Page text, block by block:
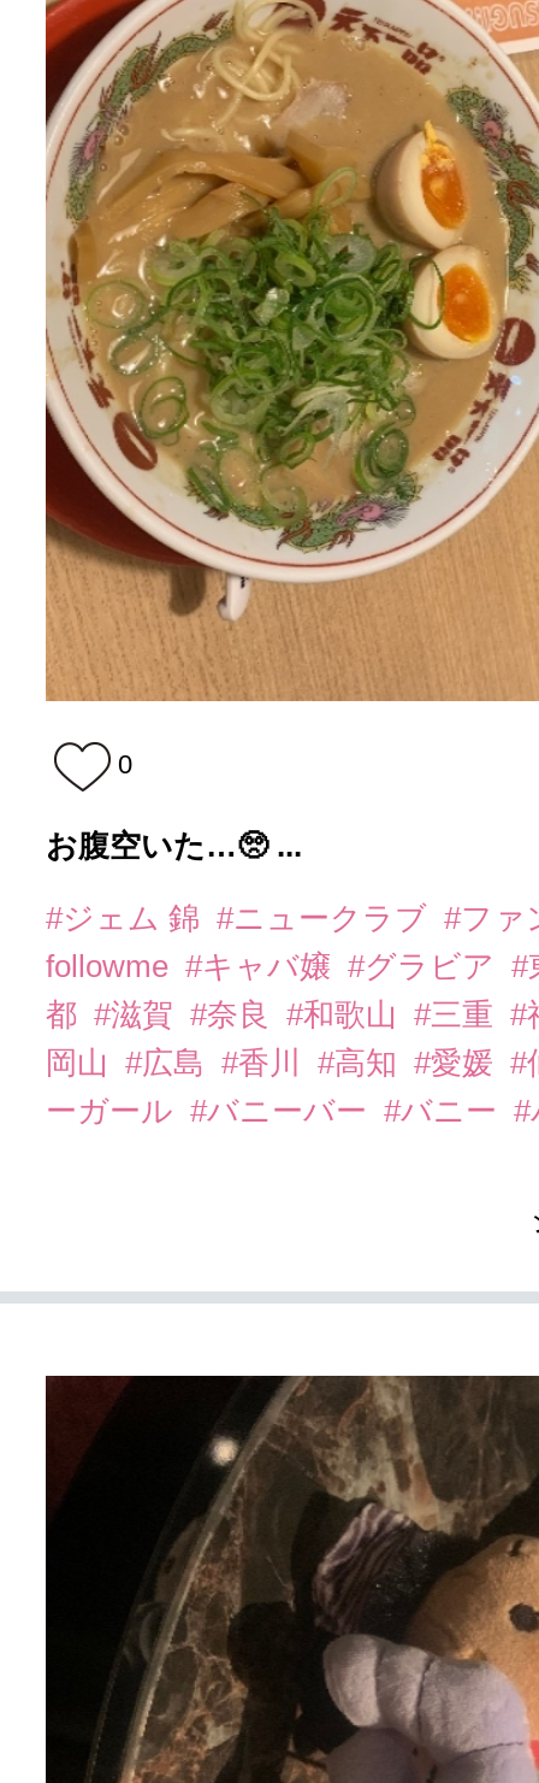
0
お腹空いた…🥺 ...
#ジェム 錦 #ニュークラブ #ファ
followme #キャバ嬢 #グラビア
#
都 #滋賀 #奈良 #和歌山 #三重 #
岡山
#広島 #香川 #高知 #愛媛 #
ーガール #バニーバー #バニー #